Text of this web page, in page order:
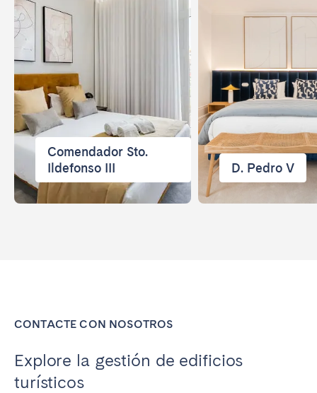
Comendador Sto.
Ildefonso III
D. Pedro V
CONTACTE CON NOSOTROS
Explore la gestión de edificios
turísticos